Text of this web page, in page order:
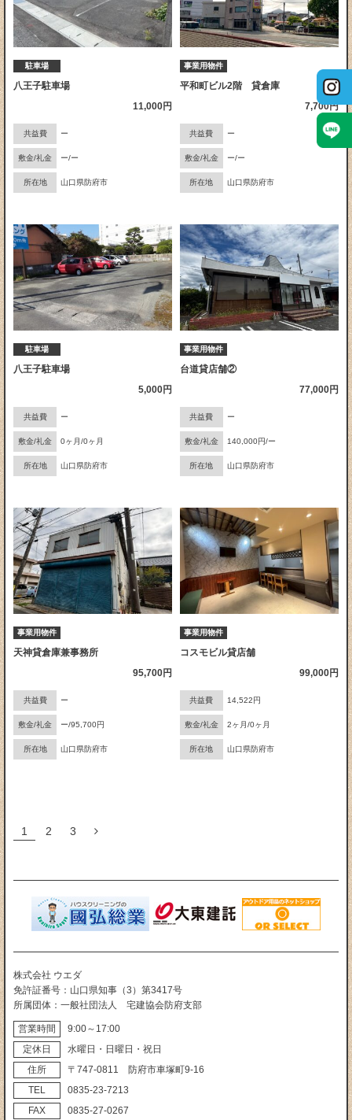
駐車場
八王子駐車場
11,000円
共益費 ー
敷金/礼金 ー/ー
所在地 山口県防府市
事業用物件
平和町ビル2階 貸倉庫
7,700円
共益費 ー
敷金/礼金 ー/ー
所在地 山口県防府市
駐車場
八王子駐車場
5,000円
共益費 ー
敷金/礼金 0ヶ月/0ヶ月
所在地 山口県防府市
事業用物件
台道貸店舗②
77,000円
共益費 ー
敷金/礼金 140,000円/ー
所在地 山口県防府市
事業用物件
天神貸倉庫兼事務所
95,700円
共益費 ー
敷金/礼金 ー/95,700円
所在地 山口県防府市
事業用物件
コスモビル貸店舗
99,000円
共益費 14,522円
敷金/礼金 2ヶ月/0ヶ月
所在地 山口県防府市
1 2 3
株式会社 ウエダ
免許証番号
山口県知事（3）第3417号
所属団体
一般社団法人 宅建協会防府支部
営業時間
9:00～17:00
定休日
水曜日・日曜日・祝日
住所
〒747‐0811 防府市車塚町9‐16
TEL
0835‐23‐7213
FAX
0835‐27‐0267